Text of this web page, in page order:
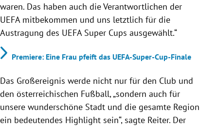
waren. Das haben auch die Verantwortlichen der
UEFA mitbekommen und uns letztlich für die
Austragung des UEFA Super Cups ausgewählt.“
Premiere: Eine Frau pfeift das UEFA-Super-Cup-Finale
Das Großereignis werde nicht nur für den Club und
den österreichischen Fußball, „sondern auch für
unsere wunderschöne Stadt und die gesamte Region
ein bedeutendes Highlight sein“, sagte Reiter. Der